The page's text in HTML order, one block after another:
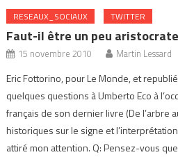
RESEAUX_SOCIAUX TWITTER
Faut-il être un peu
15 novembre 2010 Martin Lessard
Eric Fottorino, pour Le Monde, et
quelques questions à Umberto Eco à
français de son dernier livre (De l’arbre
historiques sur le signe et
attiré mon attention. Q: Pensez-vous